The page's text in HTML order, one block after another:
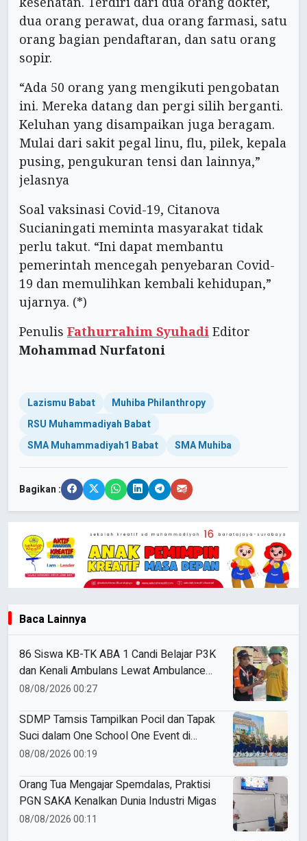
dua orang perawat, dua orang farmasi, satu
orang bagian pendaftaran, dan satu orang
sopir.
“Ada 50 orang yang mengikuti pengobatan
ini. Mereka datang dan pergi silih berganti.
Keluhan yang disampaikan juga beragam.
Mulai dari sakit pegal linu, flu, pilek, kepala
pusing, pengukuran tensi dan lainnya,”
jelasnya
Soal vaksinasi Covid-19, Citanova
Sucianingati meminta masyarakat tidak
perlu takut. “Ini dapat membantu
pemerintah mencegah penyebaran Covid-
19 dan memulihkan kembali kehidupan,”
ujarnya. (*)
Penulis Fathurrahim Syuhadi Editor
Mohammad Nurfatoni
Lazismu Babat
Muhiba Philanthropy
RSU Muhammadiyah Babat
SMA Muhammadiyah1 Babat
SMA Muhiba
Bagikan :
Baca Lainnya
86 Siswa KB-TK ABA 1 Candi Belajar P3K
dan Kenali Ambulans Lewat Ambulance
Goes to Schools
08/08/2026 00:27
SDMP Tamsis Tampilkan Pocil dan Tapak
Suci dalam One School One Event di
Mojokerto
08/08/2026 00:19
Orang Tua Mengajar Spemdalas, Praktisi
PGN SAKA Kenalkan Dunia Industri Migas
08/08/2026 00:11